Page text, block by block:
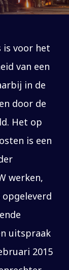
is voor het
van een
in de
door de
Het op
is een
werken,
uitspraak
2015